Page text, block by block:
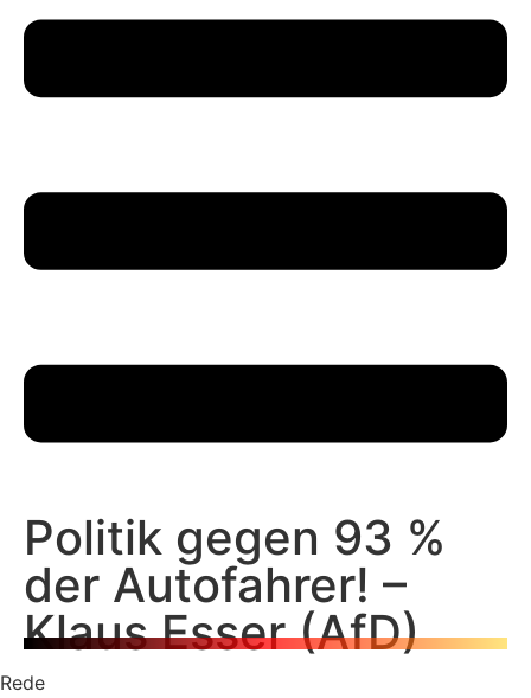
Politik gegen 93 %
der Autofahrer! –
Klaus Esser (AfD)
Rede